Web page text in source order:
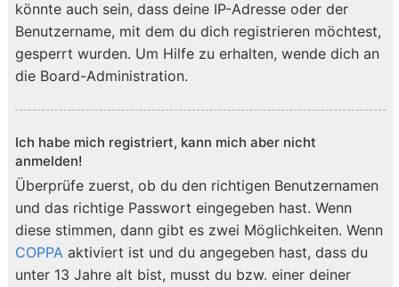
könnte auch sein, dass deine IP-Adresse oder der
Benutzername, mit dem du dich registrieren möchtest,
gesperrt wurden. Um Hilfe zu erhalten, wende dich an
die Board-Administration.
Ich habe mich registriert, kann mich aber nicht
anmelden!
Überprüfe zuerst, ob du den richtigen Benutzernamen
und das richtige Passwort eingegeben hast. Wenn
diese stimmen, dann gibt es zwei Möglichkeiten. Wenn
COPPA aktiviert ist und du angegeben hast, dass du
unter 13 Jahre alt bist, musst du bzw. einer deiner